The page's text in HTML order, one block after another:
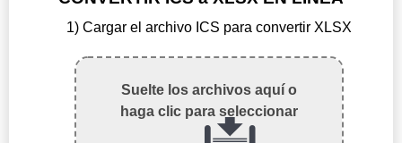
1) Cargar el archivo ICS para convertir XLSX
Suelte los archivos aquí o
haga clic para seleccionar